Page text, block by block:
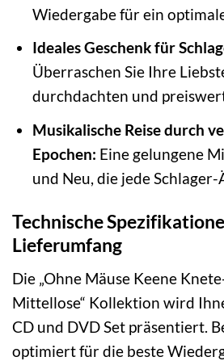
Wiedergabe für ein
Ideales Geschenk für
Überraschen Sie Ihre
durchdachten und
Musikalische Reise durch
Epochen: Eine gelungene
und Neu, die jede Schlager-
Technische
Lieferumfang
Die „Ohne Mäuse Keene
Mittellose“ Kollektion wird
CD und DVD Set präsentiert.
optimiert für die beste